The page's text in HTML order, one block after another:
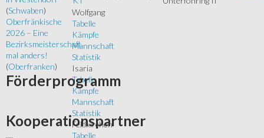
Wolfgang
Tabelle
Kämpfe
Mannschaft
Statistik
Isaria
Tabelle
Kämpfe
Mannschaft
Statistik
Feldkirchen
Tabelle
(Schwaben)
Oberfränkische
2026 – Eine
Bezirksmeisterschaft
mal anders!
(Oberfranken)
Förderprogramm
Kooperationspartner